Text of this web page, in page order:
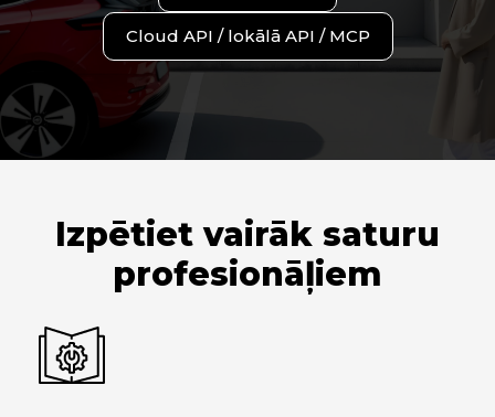
Cloud API / lokālā API / MCP
Izpētiet vairāk saturu
profesionāļiem